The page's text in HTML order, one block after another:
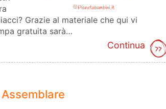
Grazie al materiale che qui vi
gratuita sarà…
Continua